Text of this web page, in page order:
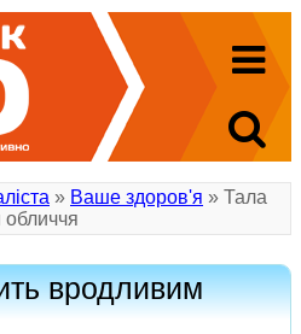
» Ваше здоров'я » Тала
вродливим